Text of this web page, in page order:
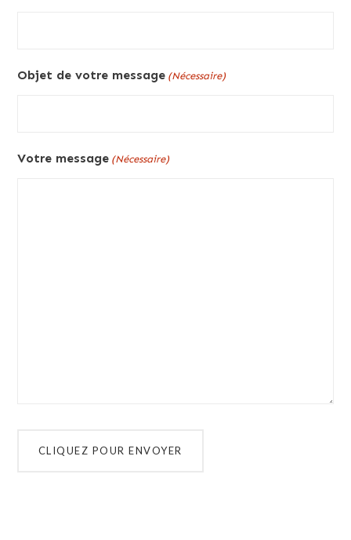
Objet de votre message (Nécessaire)
Votre message (Nécessaire)